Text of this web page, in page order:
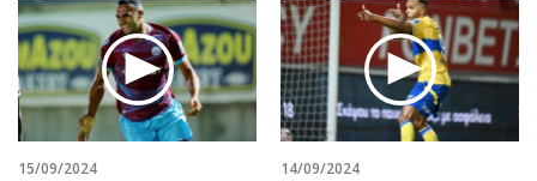
15/09/2024 14/09/2024